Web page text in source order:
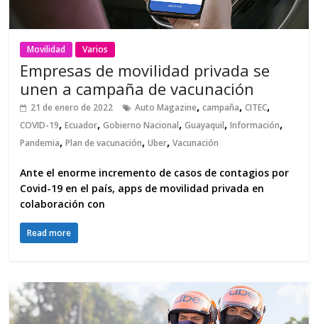
Movilidad Varios
Empresas de movilidad privada se
unen a campaña de vacunación
21 de enero de 2022 Auto Magazine,campaña,CITEC,
COVID-19,Ecuador,Gobierno Nacional,Guayaquil,Información,
Pandemia,Plan de vacunación,Uber,Vacunación
Ante el enorme incremento de casos de contagios por
Covid-19 en el país, apps de movilidad privada en
colaboración con
Read more